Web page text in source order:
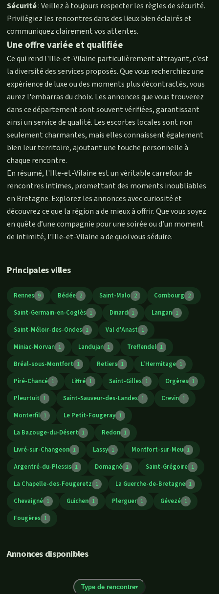
Sécurité: Veillez à toujours respecter les règles de sécurité.
Privilégiez les rencontres dans des lieux bien éclairés et
communiquez clairement vos attentes.
Une offre variée et qualifiée
Ce qui rend l'Ille-et-Vilaine particulièrement attrayant, c'est
la diversité des services proposés. Que vous recherchiez une
expérience de luxe ou des moments plus décontractés, vous
aurez l'embarras du choix. Les annonces que vous trouverez
dans ce département sont souvent vérifiées, garantissant
ainsi un service de qualité. Les escortes locales sont non
seulement charmantes, mais elles connaissent également
bien leur territoire, ajoutant une touche personnelle à
chaque rencontre.
En résumé, l'Ille-et-Vilaine est un véritable carrefour de
rencontres intimes, promettant des moments inoubliables
en Bretagne. Explorez les annonces avec curiosité et
découvrez ce que la région a de mieux à offrir. Que vous soyez
en quête d’une compagnie pour une soirée ou d’un moment
de intimité, l’Ille-et-Vilaine a de quoi vous séduire.
Principales villes
Rennes 9 Bédée 2 Saint-Malo 2 Combourg 2
Saint-Germain-en-Coglès 1 Dinard 1 Langan 1
Saint-Méloir-des-Ondes 1 Val d'Anast 1
Miniac-Morvan 1 Landujan 1 Treffendel 1
Bréal-sous-Montfort 1 Retiers 1 L'Hermitage 1
Piré-Chancé 1 Liffré 1 Saint-Gilles 1 Orgères 1
Pleurtuit 1 Saint-Sauveur-des-Landes 1 Crevin 1
Monterfil 1 Le Petit-Fougeray 1
La Bazouge-du-Désert 1 Redon 1
Livré-sur-Changeon 1 Lassy 1 Montfort-sur-Meu 1
Argentré-du-Plessis 1 Domagné 1 Saint-Grégoire 1
La Chapelle-des-Fougeretz 1 La Guerche-de-Bretagne 1
Chevaigné 1 Guichen 1 Plerguer 1 Gévezé 1
Fougères 1
Annonces disponibles
Type de rencontre▾